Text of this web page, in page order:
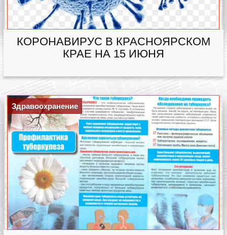
КОРОНАВИРУС В КРАСНОЯРСКОМ
КРАЕ НА 15 ИЮНЯ
Здравоохранение